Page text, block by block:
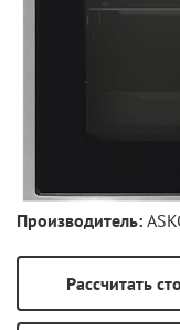
Производитель: